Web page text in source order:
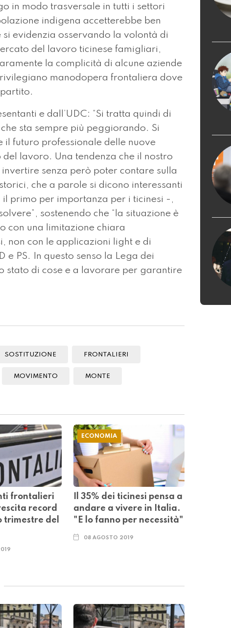
in modo trasversale in tutti i settori
indigena accetterebbe ben
evidenzia osservando la volontà di
del lavoro ticinese famigliari,
la complicità di alcune aziende
manodopera frontaliera dove
e dall’UDC: “Si tratta quindi di
sta sempre più peggiorando. Si
futuro professionale delle nuove
lavoro. Una tendenza che il nostro
senza però poter contare sulla
che a parole si dicono interessanti
primo per importanza per i ticinesi -,
sostenendo che “la situazione è
con una limitazione chiara
non con le applicazioni light e di
e PS. In questo senso la Lega dei
stato di cose e a lavorare per garantire
SOSTITUZIONE FRONTALIERI
MOVIMENTO MONTE
frontalieri
record
trimestre del
ECONOMIA
Il 35% dei ticinesi pensa a
andare a vivere in Italia.
"E lo fanno per necessità"
08 AGOSTO 2019